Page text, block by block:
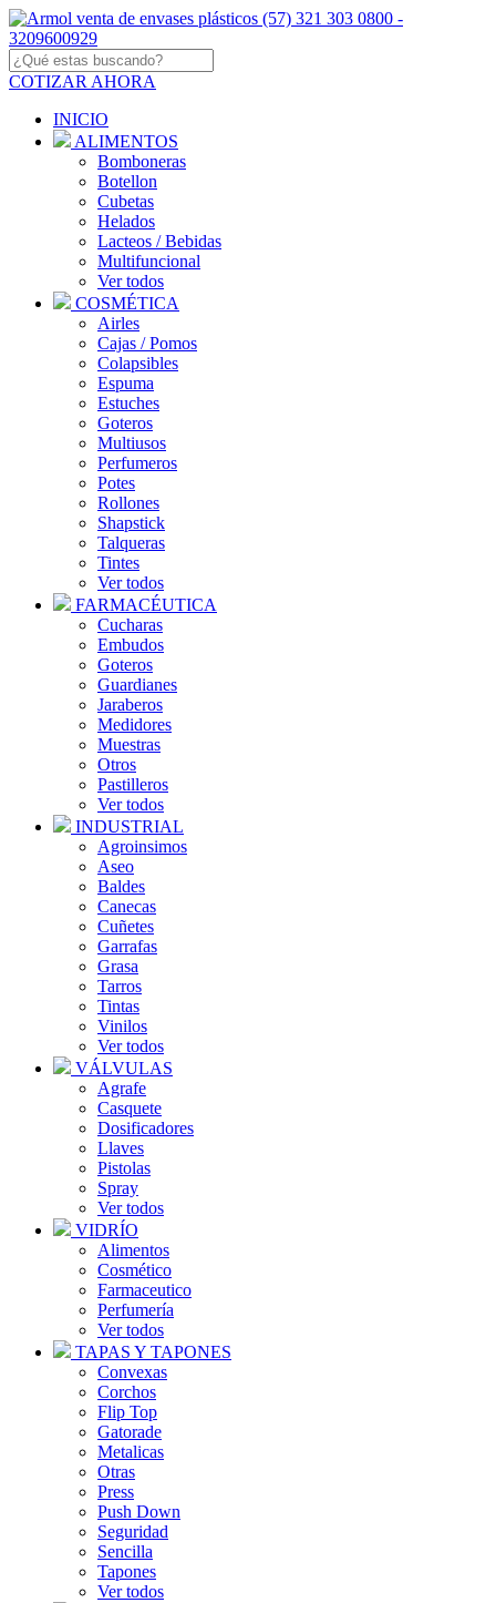
COTIZAR AHORA
INICIO
ALIMENTOS
Bomboneras
Botellon
Cubetas
Helados
Lacteos / Bebidas
Multifuncional
Ver todos
COSMÉTICA
Airles
Cajas / Pomos
Colapsibles
Espuma
Estuches
Goteros
Multiusos
Perfumeros
Potes
Rollones
Shapstick
Talqueras
Tintes
Ver todos
FARMACÉUTICA
Cucharas
Embudos
Goteros
Guardianes
Jaraberos
Medidores
Muestras
Otros
Pastilleros
Ver todos
INDUSTRIAL
Agroinsimos
Aseo
Baldes
Canecas
Cuñetes
Garrafas
Grasa
Tarros
Tintas
Vinilos
Ver todos
VÁLVULAS
Agrafe
Casquete
Dosificadores
Llaves
Pistolas
Spray
Ver todos
VIDRÍO
Alimentos
Cosmético
Farmaceutico
Perfumería
Ver todos
TAPAS Y TAPONES
Convexas
Corchos
Flip Top
Gatorade
Metalicas
Otras
Press
Push Down
Seguridad
Sencilla
Tapones
Ver todos